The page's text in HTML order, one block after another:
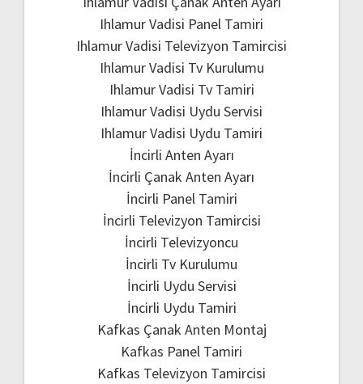
Ihlamur Vadisi Panel Tamiri
Ihlamur Vadisi Televizyon Tamircisi
Ihlamur Vadisi Tv Kurulumu
Ihlamur Vadisi Tv Tamiri
Ihlamur Vadisi Uydu Servisi
Ihlamur Vadisi Uydu Tamiri
İncirli Anten Ayarı
İncirli Çanak Anten Ayarı
İncirli Panel Tamiri
İncirli Televizyon Tamircisi
İncirli Televizyoncu
İncirli Tv Kurulumu
İncirli Uydu Servisi
İncirli Uydu Tamiri
Kafkas Çanak Anten Montaj
Kafkas Panel Tamiri
Kafkas Televizyon Tamircisi